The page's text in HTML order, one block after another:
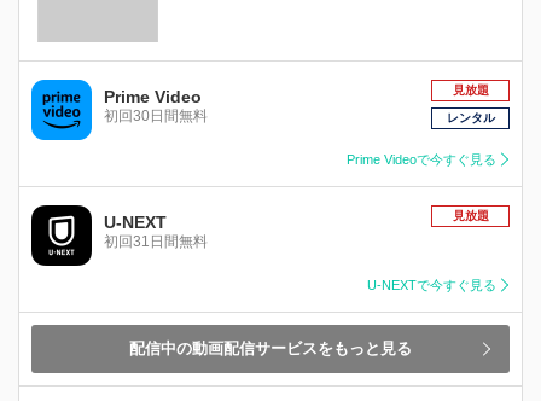
Prime Video
初回30日間無料
見放題
レンタル
Prime Videoで今すぐ見る
U-NEXT
初回31日間無料
見放題
U-NEXTで今すぐ見る
配信中の動画配信サービスをもっと見る